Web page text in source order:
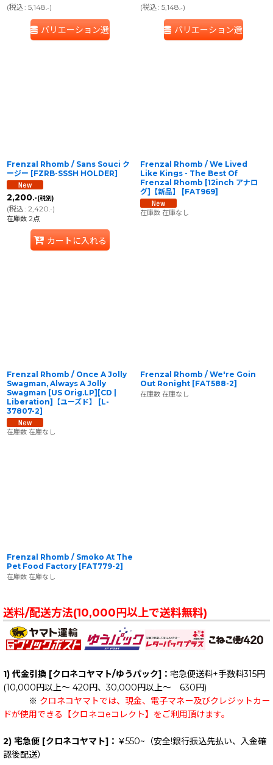
(税込: 5,148.-)
バリエーション選択
(税込: 5,148.-)
バリエーション選択
Frenzal Rhomb / Sans Souci ク
ージー [FZRB-SSSH HOLDER]
2,200.-(税別)
(税込: 2,420.-)
在庫数 2点
カートに入れる
Frenzal Rhomb / We Lived
Like Kings - The Best Of
Frenzal Rhomb [12inch アナロ
グ]【新品】
[FAT969]
在庫数 在庫なし
Frenzal Rhomb / Once A Jolly
Swagman, Always A Jolly
Swagman [US Orig.LP][CD |
Liberation]【ユーズド】
[L-
37807-2]
在庫数 在庫なし
Frenzal Rhomb / We're Goin
Out Ronight [FAT588-2]
在庫数 在庫なし
Frenzal Rhomb / Smoko At The
Pet Food Factory [FAT779-2]
在庫数 在庫なし
送料/配送方法(10,000円以上で送料無料)
1) 代金引換 [クロネコヤマト/ゆうパック]： 宅急便送料+手数料315円
(10,000円以上～ 420円、30,000円以上～ 630円)
※ クロネコヤマトでは、現金、電子マネー及びクレジットカー
ドが使用できる【クロネコeコレクト】をご利用頂けます。
2) 宅急便 [クロネコヤマト]： ￥550~（安全!銀行振込先払い、入金確
認後配送）